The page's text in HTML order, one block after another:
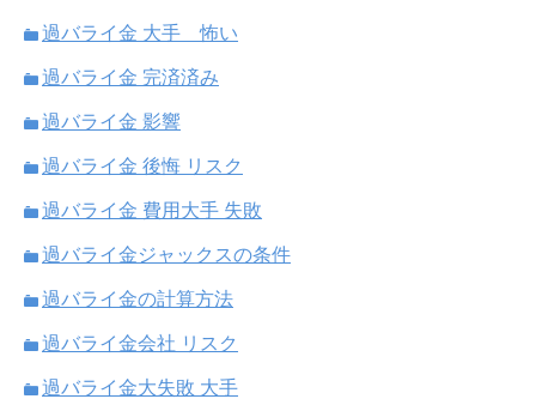
過バライ金 大手 怖い
過バライ金 完済済み
過バライ金 影響
過バライ金 後悔 リスク
過バライ金 費用大手 失敗
過バライ金ジャックスの条件
過バライ金の計算方法
過バライ金会社 リスク
過バライ金大失敗 大手